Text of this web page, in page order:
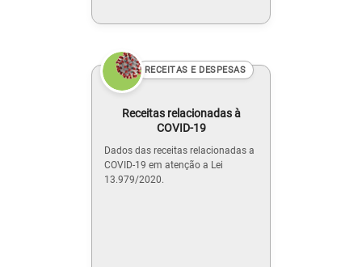
RECEITAS E DESPESAS
Receitas relacionadas à
COVID-19
Dados das receitas relacionadas a
COVID-19 em atenção a Lei
13.979/2020.